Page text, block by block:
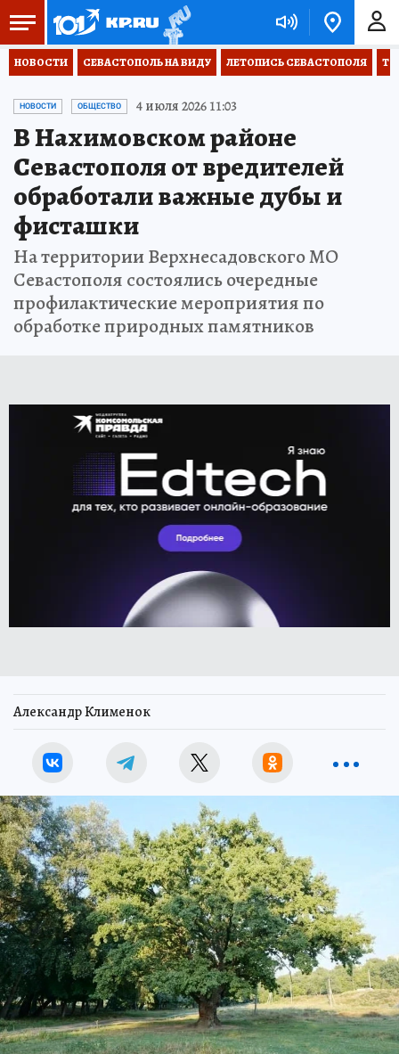
НОВОСТИ СЕВАСТОПОЛЬ НА ВИДУ ЛЕТОПИСЬ СЕВАСТОПОЛЯ
НОВОСТИ ОБЩЕСТВО 4 июля 2026 11:03
В Нахимовском районе
Севастополя от вредителей
обработали важные дубы и
фисташки
На территории Верхнесадовского МО
Севастополя состоялись очередные
профилактические мероприятия по
обработке природных памятников
Александр Клименок